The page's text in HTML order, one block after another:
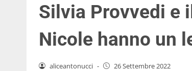
Silvia Provvedi e
Nicole hanno un
aliceantonucci - 26 Settembre 2022